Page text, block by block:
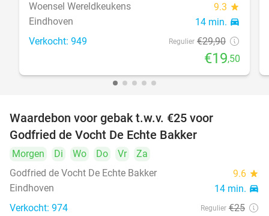
Woensel Wereldkeukens
9.3 star
Eindhoven 14 min. directions_car
Verkocht: 949 Regulier €29,90
€19,50
Waardebon voor gebak t.w.v. €25 voor
Godfried de Vocht De Echte Bakker
Morgen Di Wo Do Vr
Za
Godfried de Vocht De Echte Bakker
9.6 star
Eindhoven 14 min. directions_car
Verkocht: 974 Regulier €25